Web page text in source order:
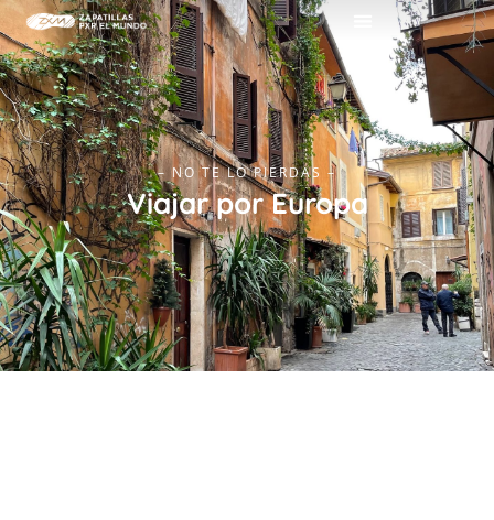
– NO TE LO PIERDAS –
Viajar por Europa